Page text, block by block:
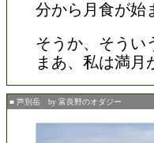
分から月食が始
そうか、そうい
まあ、私は満月
■ 芦別岳 by 富良野のオダジー